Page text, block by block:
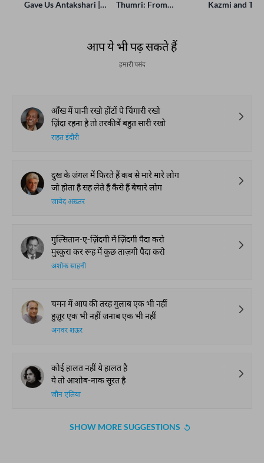
Gave Us Antakshari |
Thumri: From
Kazmi and
आप ये भी पढ़ सकते हैं
हमारी पसंद
आँख में पानी रखो होंटों पे चिंगारी रखो
ज़िंदा रहना है तो तरकीबें बहुत सारी रखो
राहत इंदौरी
दुख के जंगल में फिरते हैं कब से मारे मारे लोग
जो होता है सह लेते हैं कैसे हैं बेचारे लोग
जावेद अख़्तर
गुल्सितान-ए-ज़िंदगी में ज़िंदगी पैदा करो
मुस्कुरा कर रूह में कुछ ताज़गी पैदा करो
अशोक साहनी
चमन में आप की तरह गुलाब एक भी नहीं
हुज़ूर एक भी नहीं जनाब एक भी नहीं
अनवर शऊर
कोई हालत नहीं ये हालत है
ये तो आशोब-नाक सूरत है
जौन एलिया
SHOW MORE SUGGESTIONS